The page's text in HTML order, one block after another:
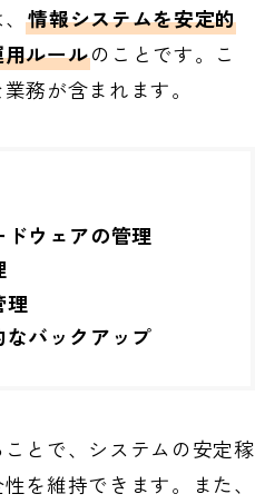
、情報システムを安定的
ルールのことです。こ
務が含まれます。
ウェアの管理
理
バックアップ
とで、システムの安定稼
を維持できます。また、